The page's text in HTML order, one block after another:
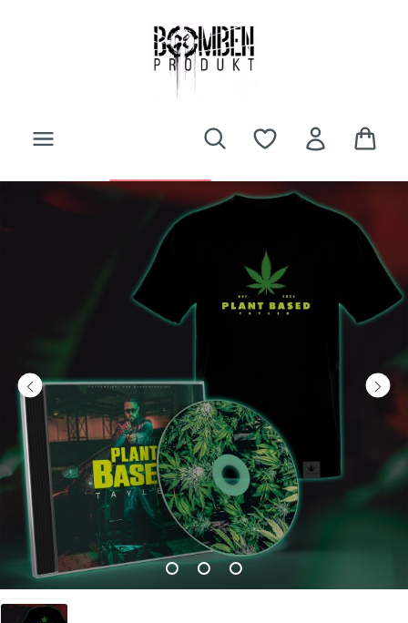
Zum Hauptinhalt springen
Bildergalerie überspringen